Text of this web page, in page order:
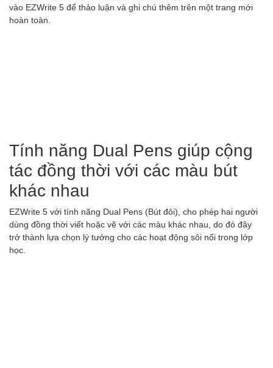
vào EZWrite 5 để thảo luận và ghi chú thêm trên một trang mới
hoàn toàn.
Tính năng Dual Pens giúp cộng
tác đồng thời với các màu bút
khác nhau
EZWrite 5 với tính năng Dual Pens (Bút đôi), cho phép hai người
dùng đồng thời viết hoặc vẽ với các màu khác nhau, do đó đây
trở thành lựa chọn lý tưởng cho các hoạt động sôi nổi trong lớp
học.